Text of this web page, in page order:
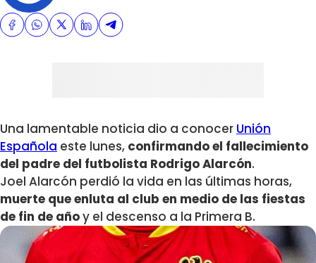
Una lamentable noticia dio a conocer Unión
Española este lunes, confirmando el fallecimiento
del padre del futbolista Rodrigo Alarcón.
Joel Alarcón perdió la vida en las últimas horas,
muerte que enluta al club en medio de las fiestas
de fin de añoy el descenso a la Primera B.